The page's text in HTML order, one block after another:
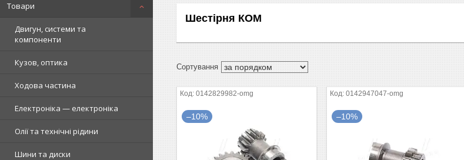
Товари
Двигун, системи та
компоненти
Кузов, оптика
Ходова частина
Електроніка — електроніка
Олії та технічні рідини
Шини та диски
Шестірня КОМ
0142829982-omg
–10%
0142947047-omg
–10%